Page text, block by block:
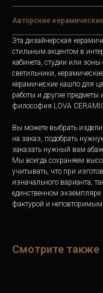
Авторские
Эта дизайнерская
стильным акцентом в
кабинета, студии или
светильники,
керамические кашпо для
работы и другие предметы
философия LOVA
Вы можете выбрать
на заказ, подобрать
заказать нужный вам
Мы всегда сохраняем
учитывать, что при
изначального варианта,
единственном
фактурой и неповторимым
Смотрите также